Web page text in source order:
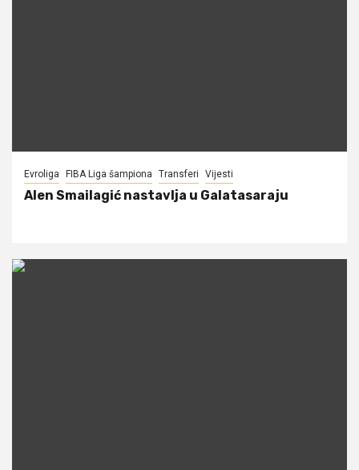
Evroliga FIBA Liga šampiona Transferi Vijesti
Alen Smailagić nastavlja u Galatasaraju